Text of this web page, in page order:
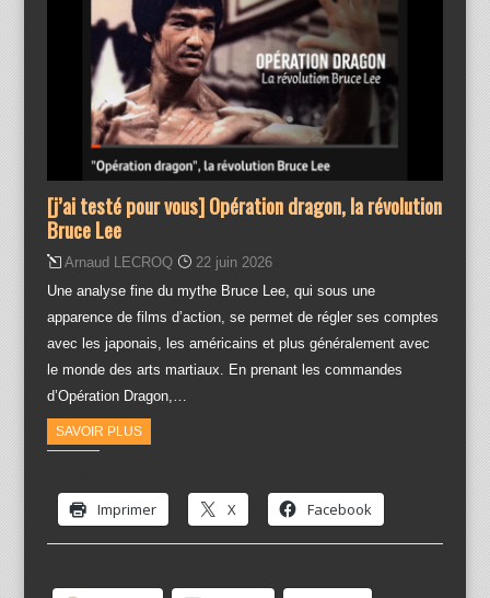
[j’ai testé pour vous] Opération dragon, la révolution
Bruce Lee
Arnaud LECROQ
22 juin 2026
Une analyse fine du mythe Bruce Lee, qui sous une
apparence de films d’action, se permet de régler ses comptes
avec les japonais, les américains et plus généralement avec
le monde des arts martiaux. En prenant les commandes
d’Opération Dragon,…
SAVOIR PLUS
Imprimer X Facebook